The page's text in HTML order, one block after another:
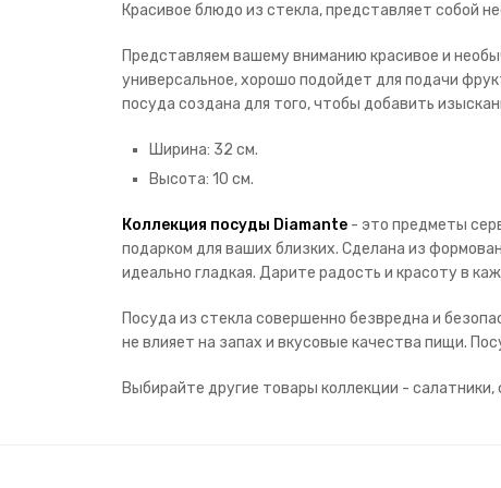
Красивое блюдо из стекла, представляет собой
Представляем вашему вниманию красивое и
универсальное, хорошо подойдет для подачи
посуда создана для того, чтобы добавить
Ширина: 32 см.
Высота: 10 см.
Коллекция посуды Diamante - это предметы
подарком для ваших близких. Сделана из
идеально гладкая. Дарите радость и красоту в
Посуда из стекла совершенно безвредна и
не влияет на запах и вкусовые качества пищи.
Выбирайте другие товары коллекции -